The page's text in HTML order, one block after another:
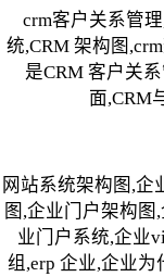
crm客户关系管
统,CRM 架构图
是CRM 客户关
面,CRM
网站系统架构图,企
图,企业门户架构
业门户系统,企业
组,erp 企业,企业